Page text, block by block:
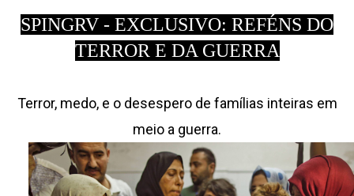
SPINGRV - EXCLUSIVO: REFÉNS DO
TERROR E DA GUERRA
Terror, medo, e o desespero de famílias inteiras em
meio a guerra.